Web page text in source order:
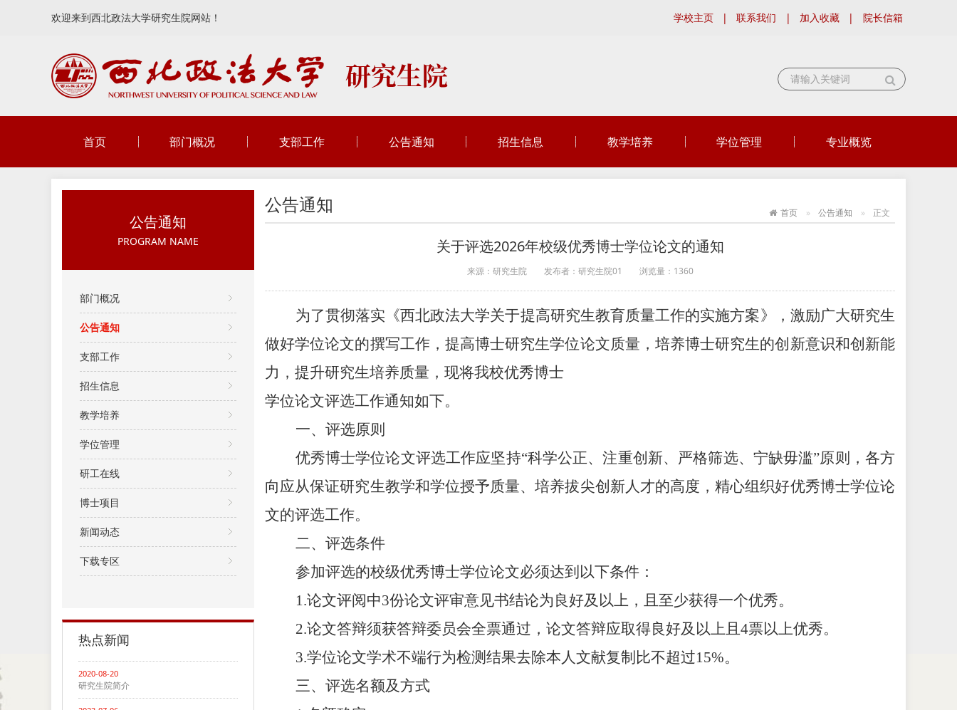
欢迎来到西北政法大学研究生院网站！ 学校主页 | 联系我们 | 加入收藏 | 院长信箱
首页 部门概况 支部工作 公告通知 招生信息 教学培养 学位管理 专业概览
公告通知
PROGRAM NAME
部门概况
公告通知
支部工作
招生信息
教学培养
学位管理
研工在线
博士项目
新闻动态
下载专区
热点新闻
2020-08-20
研究生院简介
首页 公告通知 正文
公告通知
关于评选2026年校级优秀博士学位论文的通知
来源：研究生院 发布者：研究生院01 浏览量： 1360
为了贯彻落实《西北政法大学关于提高研究生教育质量工作的实施方案》，激励广大研究生
做好学位论文的撰写工作，提高博士研究生学位论文质量，培养博士研究生的创新意识和创新能
力，提升研究生培养质量，现将我校优秀博士
学位论文评选工作通知如下。
一、 评选原则
优秀博士学位论文评选工作应坚持“科学公正、注重创新、严格筛选、宁缺毋滥”原则，各方
向应从保证研究生教学和学位授予质量、培养拔尖创新人才的高度，精心组织好优秀博士学位论
文的评选工作。
二、评选条件
参加评选的校级优秀博士学位论文必须达到以下条件：
1.论文评阅中3份论文评审意见书结论为良好及以上，且至少获得一个优秀。
2.论文答辩须获答辩委员会全票通过，论文答辩应取得良好及以上且 4票以上优秀。
3.学位论文学术不端行为检测结果去除本人文献复制比不超过15%。
三、评选名额及方式